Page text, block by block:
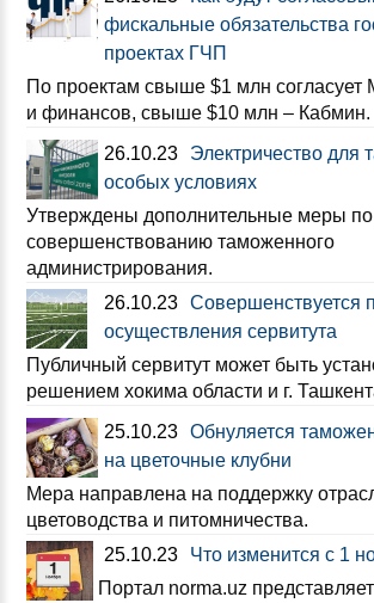
фискальные обязательства
проектах ГЧП
По проектам свыше $1 млн согласует
и финансов, свыше $10 млн – Кабмин.
26.10.23
Электричество для
особых условиях
Утверждены дополнительные меры
совершенствованию таможенного
администрирования.
26.10.23 Совершенствуется
осуществления сервитута
Публичный сервитут может быть
решением хокима области и г.
25.10.23 Обнуляется
на цветочные клубни
Мера направлена на поддержку
цветоводства и питомничества.
25.10.23
Что изменится с 1
Портал norma.uz